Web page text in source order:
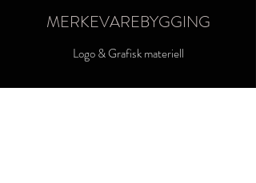
MERKEVAREBYGGING
Logo & Grafisk materiell